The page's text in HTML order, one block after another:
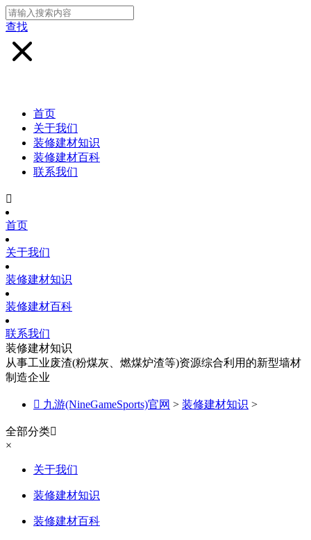
查找
首页
关于我们
装修建材知识
装修建材百科
联系我们

首页
关于我们
装修建材知识
装修建材百科
联系我们
装修建材知识
从事工业废渣(粉煤灰、燃煤炉渣等)资源综合利用的新型墙材
制造企业
 九游(NineGameSports)官网 > 装修建材知识 >
全部分类
×
关于我们
装修建材知识
装修建材百科